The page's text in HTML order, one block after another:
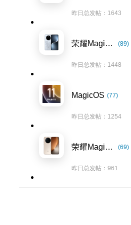
昨日总发帖：1643
荣耀Magic7系列 (89)
昨日总发帖：1448
MagicOS (77)
昨日总发帖：1254
荣耀Magic8系列 (69)
昨日总发帖：961